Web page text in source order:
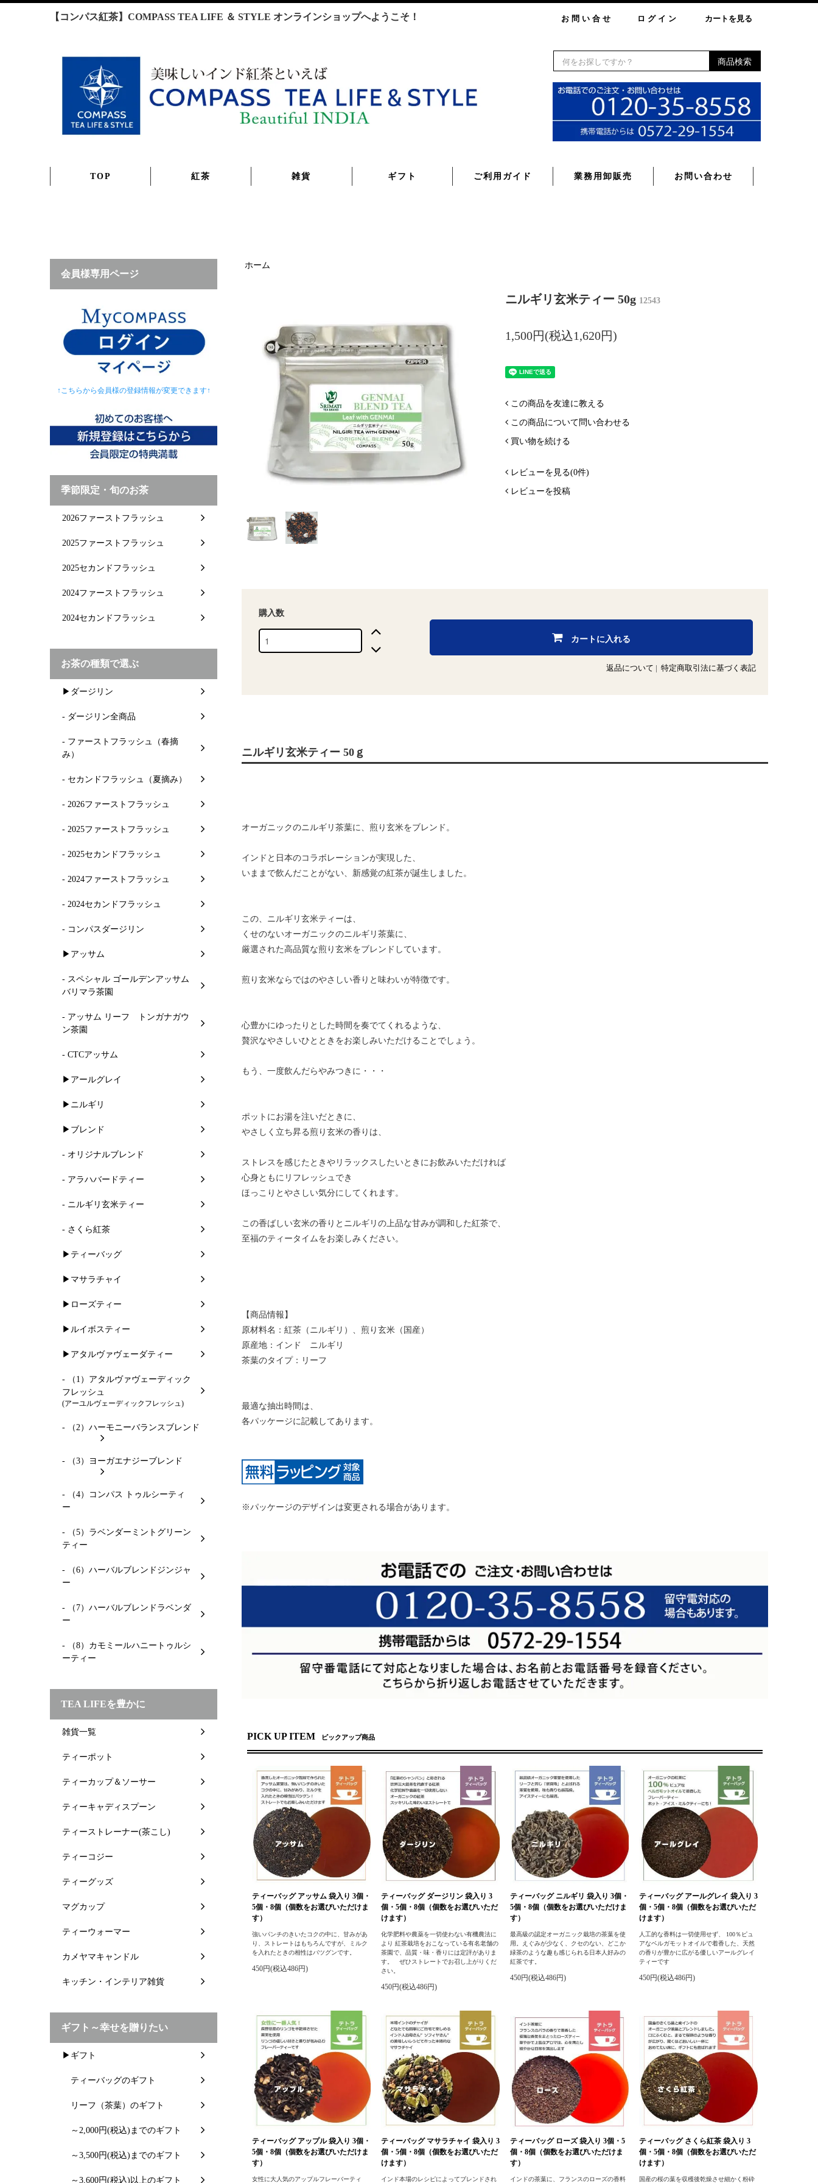
【コンパス紅茶】COMPASS TEA LIFE ＆ STYLE オンラインショップへようこそ！ お問い合せ ログイン カートを見る
商品検索
TOP 紅茶 雑貨 ギフト ご利用ガイド 業務用卸販売 お問い合わせ
ホーム
ニルギリ玄米ティー 50g 12543
1,500円(税込1,620円)
この商品を友達に教える
この商品について問い合わせる
買い物を続ける
レビューを見る(0件)
レビューを投稿
購入数
カートに入れる
返品について | 特定商取引法に基づく表記
ニルギリ玄米ティー 50ｇ
オーガニックのニルギリ茶葉に、煎り玄米をブレンド。
インドと日本のコラボレーションが実現した、
いままで飲んだことがない、新感覚の紅茶が誕生しました。
この、ニルギリ玄米ティーは、
くせのないオーガニックのニルギリ茶葉に、
厳選された高品質な煎り玄米をブレンドしています。
煎り玄米ならではのやさしい香りと味わいが特徴です。
心豊かにゆったりとした時間を奏でてくれるような、
贅沢なやさしいひとときをお楽しみいただけることでしょう。
もう、一度飲んだらやみつきに・・・
ポットにお湯を注いだときに、
やさしく立ち昇る煎り玄米の香りは、
ストレスを感じたときやリラックスしたいときにお飲みいただければ
心身ともにリフレッシュでき
ほっこりとやさしい気分にしてくれます。
この香ばしい玄米の香りとニルギリの上品な甘みが調和した紅茶で、
至福のティータイムをお楽しみください。
【商品情報】
原材料名：紅茶（ニルギリ）、煎り玄米（国産）
原産地：インド ニルギリ
茶葉のタイプ：リーフ
最適な抽出時間は、
各パッケージに記載してあります。
※パッケージのデザインは変更される場合があります。
PICK UP ITEM ピックアップ商品
ティーバッグ アッサム 袋入り 3個・
5個・8個（個数をお選びいただけま
す）
強いパンチのきいたコクの中に、甘みがあ
り、ストレートはもちろんですが、ミルク
を入れたときの相性はバツグンです。
450円(税込486円)
ティーバッグ ダージリン 袋入り 3
個・5個・8個（個数をお選びいただ
けます）
化学肥料や農薬を一切使わない有機農法に
より 紅茶栽培をおこなっている有名老舗の
茶園で、品質・味・香りには定評がありま
す。 ぜひストレートでお召し上がりくだ
さい。
450円(税込486円)
ティーバッグ ニルギリ 袋入り 3個・
5個・8個（個数をお選びいただけま
す）
最高級の認定オーガニック栽培の茶葉を使
用。えぐみが少なく、クセのない、どこか
緑茶のような趣も感じられる日本人好みの
紅茶です。
450円(税込486円)
ティーバッグ アールグレイ 袋入り 3
個・5個・8個（個数をお選びいただ
けます）
人工的な香料は一切使用せず、 100％ピュ
アなベルガモットオイルで着香した、天然
の香りが豊かに広がる優しいアールグレイ
ティーです
450円(税込486円)
ティーバッグ アップル 袋入り 3個・
5個・8個（個数をお選びいただけま
す）
女性に大人気のアップルフレーバーティ
ティーバッグ マサラチャイ 袋入り 3
個・5個・8個（個数をお選びいただ
けます）
インド本場のレシピによってブレンドされ
ティーバッグ ローズ 袋入り 3個・5
個・8個（個数をお選びいただけま
す）
インドの茶葉に、フランスのローズの香料
ティーバッグ さくら紅茶 袋入り 3
個・5個・8個（個数をお選びいただ
けます）
国産の桜の葉を収穫後乾燥させ細かく粉砕
会員様専用ページ
↑こちらから会員様の登録情報が変更できます↑
季節限定・旬のお茶
2026ファーストフラッシュ
2025ファーストフラッシュ
2025セカンドフラッシュ
2024ファーストフラッシュ
2024セカンドフラッシュ
お茶の種類で選ぶ
▶ダージリン
- ダージリン全商品
- ファーストフラッシュ（春摘
み）
- セカンドフラッシュ（夏摘み）
- 2026ファーストフラッシュ
- 2025ファーストフラッシュ
- 2025セカンドフラッシュ
- 2024ファーストフラッシュ
- 2024セカンドフラッシュ
- コンパスダージリン
▶アッサム
- スペシャル ゴールデンアッサム
バリマラ茶園
- アッサム リーフ トンガナガウ
ン茶園
- CTCアッサム
▶アールグレイ
▶ニルギリ
▶ブレンド
- オリジナルブレンド
- アラハバードティー
- ニルギリ玄米ティー
- さくら紅茶
▶ティーバッグ
▶マサラチャイ
▶ローズティー
▶ルイボスティー
▶アタルヴァヴェーダティー
- （1）アタルヴァヴェーディック
フレッシュ
(アーユルヴェーディックフレッシュ)
- （2）ハーモニーバランスブレンド
- （3）ヨーガエナジーブレンド
- （4）コンパス トゥルシーティ
ー
- （5）ラベンダーミントグリーン
ティー
- （6）ハーバルブレンドジンジャ
ー
- （7）ハーバルブレンドラベンダ
ー
- （8）カモミールハニートゥルシ
ーティー
TEA LIFEを豊かに
雑貨一覧
ティーポット
ティーカップ＆ソーサー
ティーキャディスプーン
ティーストレーナー(茶こし)
ティーコジー
ティーグッズ
マグカップ
ティーウォーマー
カメヤマキャンドル
キッチン・インテリア雑貨
ギフト～幸せを贈りたい
▶ギフト
ティーバッグのギフト
リーフ（茶葉）のギフト
～2,000円(税込)までのギフト
～3,500円(税込)までのギフト
～3,600円(税込)以上のギフト